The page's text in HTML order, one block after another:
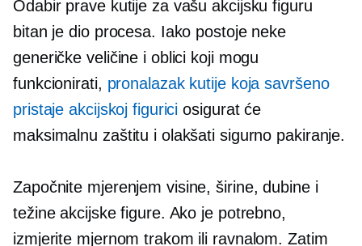
Odabir prave kutije za vašu akcijsku figuru
bitan je dio procesa. Iako postoje neke
generičke veličine i oblici koji mogu
funkcionirati, pronalazak kutije koja savršeno
pristaje akcijskoj figurici osigurat će
maksimalnu zaštitu i olakšati sigurno pakiranje.
Započnite mjerenjem visine, širine, dubine i
težine akcijske figure. Ako je potrebno,
izmjerite mjernom trakom ili ravnalom. Zatim